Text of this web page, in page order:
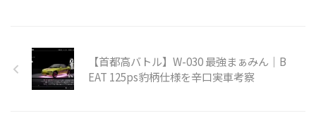
【首都高バトル】W-030 最強まぁみん｜B
EAT 125ps豹柄仕様を辛口実車考察